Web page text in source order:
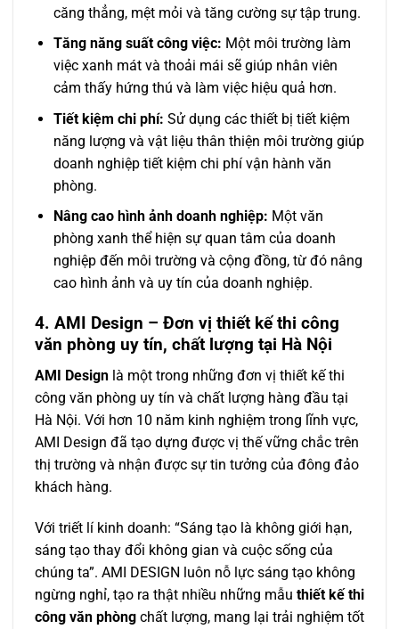
căng thẳng, mệt mỏi và tăng cường sự tập trung.
Tăng năng suất công việc: Một môi trường làm
việc xanh mát và thoải mái sẽ giúp nhân viên
cảm thấy hứng thú và làm việc hiệu quả hơn.
Tiết kiệm chi phí: Sử dụng các thiết bị tiết kiệm
năng lượng và vật liệu thân thiện môi trường giúp
doanh nghiệp tiết kiệm chi phí vận hành văn
phòng.
Nâng cao hình ảnh doanh nghiệp: Một văn
phòng xanh thể hiện sự quan tâm của doanh
nghiệp đến môi trường và cộng đồng, từ đó nâng
cao hình ảnh và uy tín của doanh nghiệp.
4. AMI Design – Đơn vị thiết kế thi công
văn phòng uy tín, chất lượng tại Hà Nội
AMI Design là một trong những đơn vị thiết kế thi
công văn phòng uy tín và chất lượng hàng đầu tại
Hà Nội. Với hơn 10 năm kinh nghiệm trong lĩnh vực,
AMI Design đã tạo dựng được vị thế vững chắc trên
thị trường và nhận được sự tin tưởng của đông đảo
khách hàng.
Với triết lí kinh doanh: “Sáng tạo là không giới hạn,
sáng tạo thay đổi không gian và cuộc sống của
chúng ta”. AMI DESIGN luôn nỗ lực sáng tạo không
ngừng nghỉ, tạo ra thật nhiều những mẫu thiết kế thi
công văn phòng chất lượng, mang lại trải nghiệm tốt